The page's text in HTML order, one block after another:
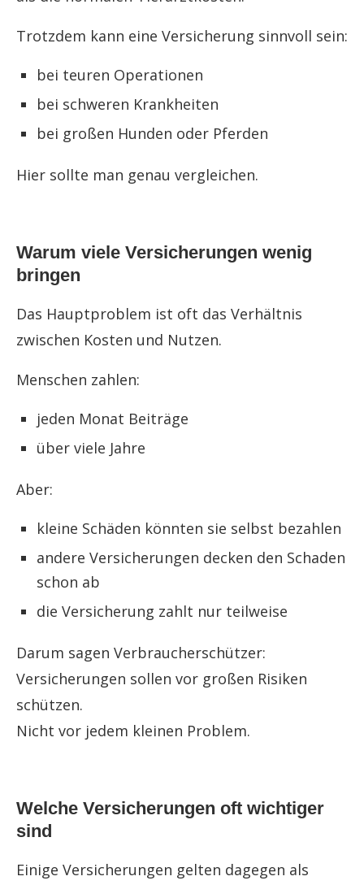
Trotzdem kann eine Versicherung sinnvoll sein:
bei teuren Operationen
bei schweren Krankheiten
bei großen Hunden oder Pferden
Hier sollte man genau vergleichen.
Warum viele Versicherungen wenig
bringen
Das Hauptproblem ist oft das Verhältnis
zwischen Kosten und Nutzen.
Menschen zahlen:
jeden Monat Beiträge
über viele Jahre
Aber:
kleine Schäden könnten sie selbst bezahlen
andere Versicherungen decken den Schaden
schon ab
die Versicherung zahlt nur teilweise
Darum sagen Verbraucherschützer:
Versicherungen sollen vor großen Risiken
schützen.
Nicht vor jedem kleinen Problem.
Welche Versicherungen oft wichtiger
sind
Einige Versicherungen gelten dagegen als